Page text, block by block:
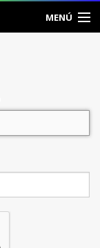
MENÚ